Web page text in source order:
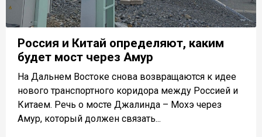
Россия и Китай определяют, каким
будет мост через Амур
На Дальнем Востоке снова возвращаются к идее
нового транспортного коридора между Россией и
Китаем. Речь о мосте Джалинда – Мохэ через
Амур, который должен связать...